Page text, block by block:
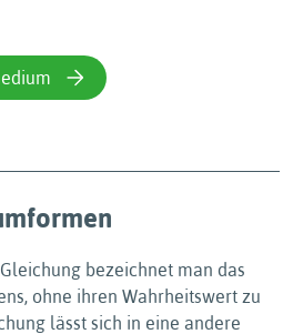
bezeichnet man das
ohne ihren Wahrheitswert zu
lässt sich in eine andere